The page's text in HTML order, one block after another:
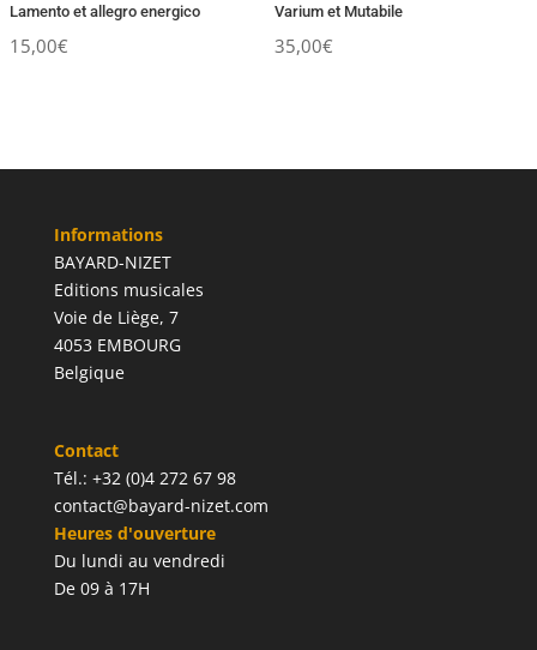
Lamento et allegro energico
15,00€
Varium et Mutabile
35,00€
Informations
BAYARD-NIZET
Editions musicales
Voie de Liège, 7
4053 EMBOURG
Belgique
Contact
Tél.: +32 (0)4 272 67 98
contact@bayard-nizet.com
Heures d'ouverture
Du lundi au vendredi
De 09 à 17H